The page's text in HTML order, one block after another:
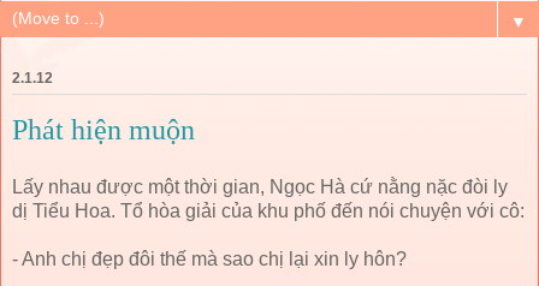
▼
2.1.12
Phát hiện muộn
Lấy nhau được một thời gian, Ngọc Hà cứ nằng nặc đòi ly
dị Tiểu Hoa. Tổ hòa giải của khu phố đến nói chuyện với cô:
- Anh chị đẹp đôi thế mà sao chị lại xin ly hôn?